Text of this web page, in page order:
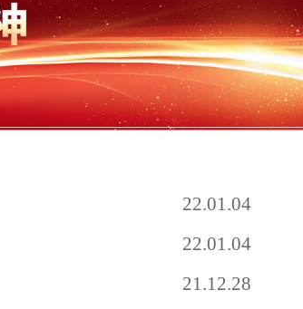
22.01.04
22.01.04
21.12.28